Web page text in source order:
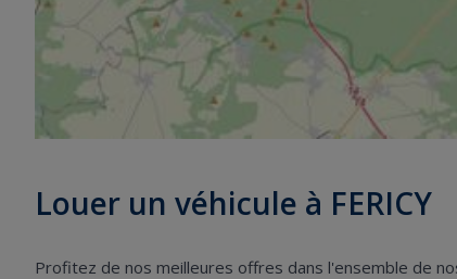
Louer un véhicule à FERICY
Profitez de nos meilleures offres dans l'ensemble de